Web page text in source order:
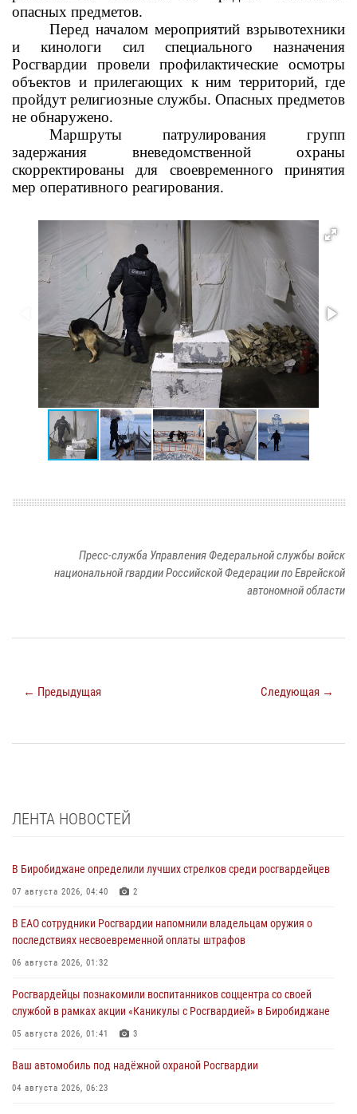
опасных предметов.
Перед началом мероприятий взрывотехники
и кинологи сил специального назначения
Росгвардии провели профилактические осмотры
объектов и прилегающих к ним территорий, где
пройдут религиозные службы. Опасных предметов
не обнаружено.
Маршруты патрулирования групп
задержания вневедомственной охраны
скорректированы для своевременного принятия
мер оперативного реагирования.
Пресс-служба Управления Федеральной службы войск
национальной гвардии Российской Федерации по Еврейской
автономной области
← Предыдущая Следующая →
ЛЕНТА НОВОСТЕЙ
В Биробиджане определили лучших стрелков среди росгвардейцев
07 августа 2026, 04:40 2
В ЕАО сотрудники Росгвардии напомнили владельцам оружия о
последствиях несвоевременной оплаты штрафов
06 августа 2026, 01:32
Росгвардейцы познакомили воспитанников соццентра со своей
службой в рамках акции «Каникулы с Росгвардией» в Биробиджане
05 августа 2026, 01:41 3
Ваш автомобиль под надёжной охраной Росгвардии
04 августа 2026, 06:23